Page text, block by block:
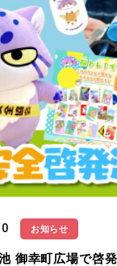
お知らせ
御幸町広場で啓